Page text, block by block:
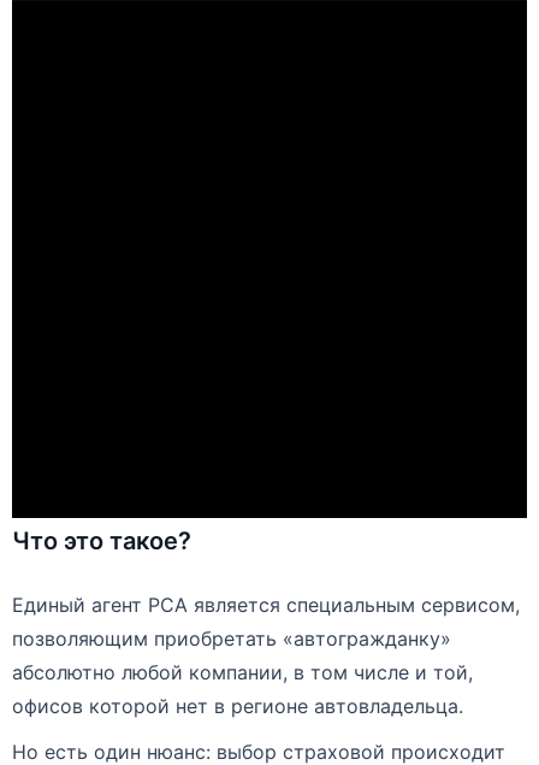
Что это такое?
Единый агент РСА является специальным сервисом,
позволяющим приобретать «автогражданку»
абсолютно любой компании, в том числе и той,
офисов которой нет в регионе автовладельца.
Но есть один нюанс: выбор страховой происходит